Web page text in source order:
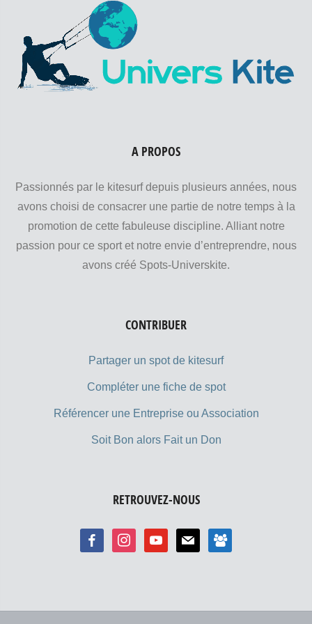
A PROPOS
Passionnés par le kitesurf depuis plusieurs années, nous
avons choisi de consacrer une partie de notre temps à la
promotion de cette fabuleuse discipline. Alliant notre
passion pour ce sport et notre envie d’entreprendre, nous
avons créé Spots-Universkite.
CONTRIBUER
Partager un spot de kitesurf
Compléter une fiche de spot
Référencer une Entreprise ou Association
Soit Bon alors Fait un Don
RETROUVEZ-NOUS